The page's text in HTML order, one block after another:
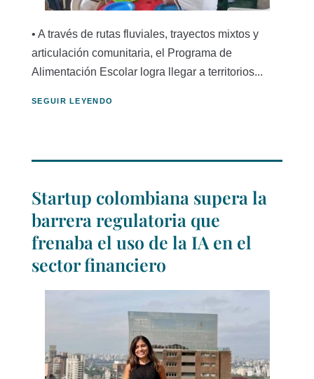
• A través de rutas fluviales, trayectos mixtos y
articulación comunitaria, el Programa de
Alimentación Escolar logra llegar a territorios...
SEGUIR LEYENDO
Startup colombiana supera la
barrera regulatoria que
frenaba el uso de la IA en el
sector financiero